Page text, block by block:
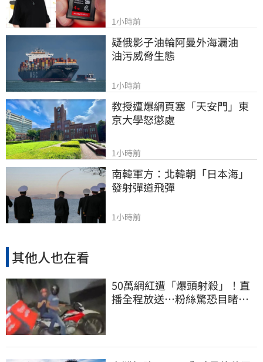
1小時前
疑俄影子油輪阿曼外海漏油
油污威脅生態
1小時前
教授遭爆網頁塞「天安門」東
京大學怒懲處
1小時前
南韓軍方：北韓朝「日本海」
發射彈道飛彈
1小時前
其他人也在看
50萬網紅遭「爆頭射殺」！直
播全程放送…粉絲驚恐目睹慘